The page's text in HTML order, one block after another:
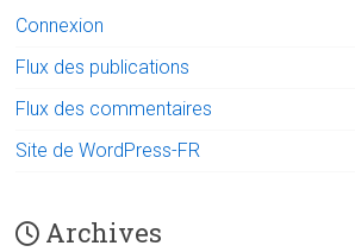
Connexion
Flux des publications
Flux des commentaires
Site de WordPress-FR
Archives